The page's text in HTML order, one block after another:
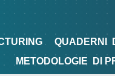
QUADERNI
METODOLOGIE
DI